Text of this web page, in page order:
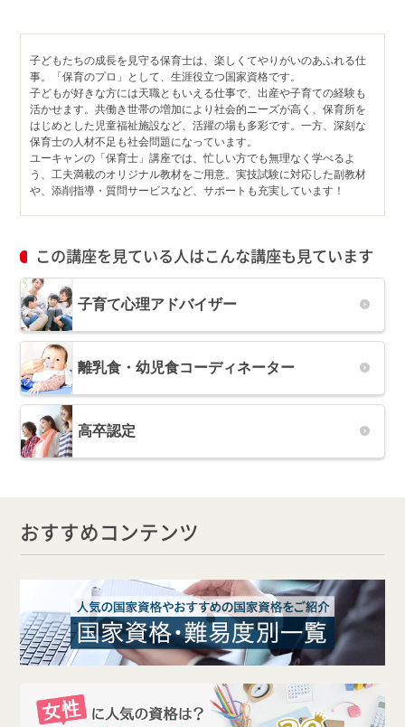
子どもたちの成長を見守る保育士は、楽しくてやりがいのあふれる仕
事。「保育のプロ」として、生涯役立つ国家資格です。
子どもが好きな方には天職ともいえる仕事で、出産や子育ての経験も
活かせます。共働き世帯の増加により社会的ニーズが高く、保育所を
はじめとした児童福祉施設など、活躍の場も多彩です。一方、深刻な
保育士の人材不足も社会問題になっています。
ユーキャンの「保育士」講座では、忙しい方でも無理なく学べるよ
う、工夫満載のオリジナル教材をご用意。実技試験に対応した副教材
や、添削指導・質問サービスなど、サポートも充実しています！
この講座を見ている人はこんな講座も見ています
子育て心理アドバイザー
離乳食・幼児食コーディネーター
高卒認定
おすすめコンテンツ